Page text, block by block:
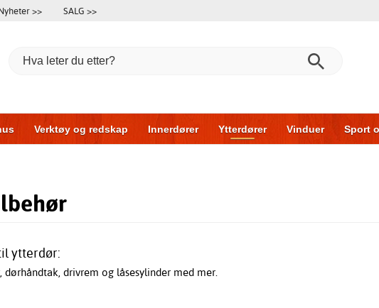
>> SALG >>
Verktøy og redskap Innerdører Ytterdører Vinduer Sport
ytterdør:
dørhåndtak, drivrem og låsesylinder med mer.